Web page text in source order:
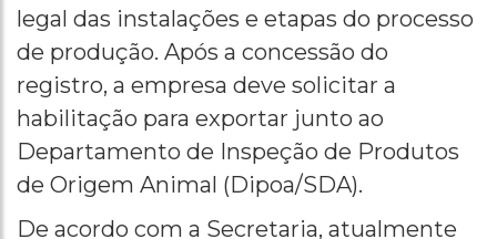
legal das instalações e etapas do processo
de produção. Após a concessão do
registro, a empresa deve solicitar a
habilitação para exportar junto ao
Departamento de Inspeção de Produtos
de Origem Animal (Dipoa/SDA).
De acordo com a Secretaria, atualmente